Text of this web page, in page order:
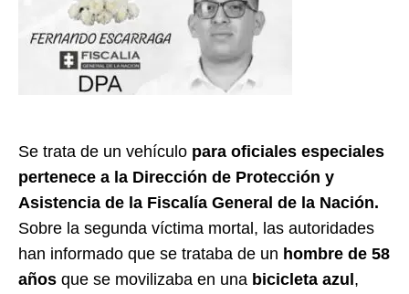
Se trata de un vehículo para oficiales especiales
pertenece a la Dirección de Protección y
Asistencia de la Fiscalía General de la Nación.
Sobre la segunda víctima mortal, las autoridades
han informado que se trataba de un hombre de 58
años que se movilizaba en una bicicleta azul,